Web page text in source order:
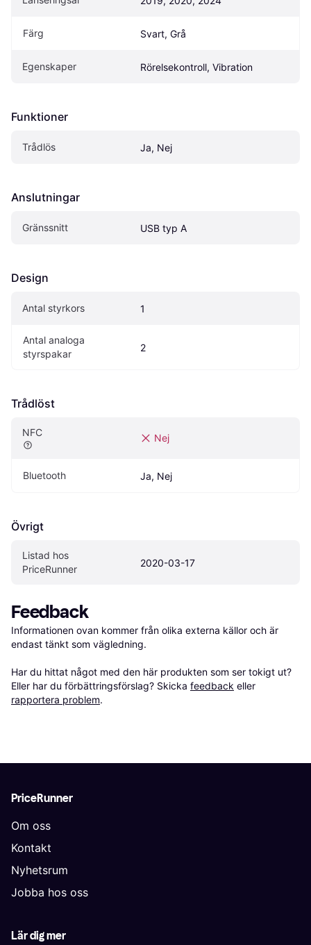
Färg Svart, Grå
Egenskaper Rörelsekontroll, Vibration
Funktioner
Trådlös Ja, Nej
Anslutningar
Gränssnitt USB typ A
Design
Antal styrkors 1
Antal analoga
styrspakar
2
Trådlöst
NFC Nej
Bluetooth Ja, Nej
Övrigt
Listad hos
PriceRunner
2020-03-17
Feedback
Informationen ovan kommer från olika externa källor och är
endast tänkt som vägledning.
Har du hittat något med den här produkten som ser tokigt ut?
Eller har du förbättringsförslag? Skicka feedback eller
rapportera problem.
PriceRunner
Om oss
Kontakt
Nyhetsrum
Jobba hos oss
Lär dig mer